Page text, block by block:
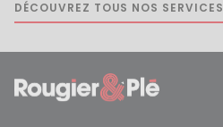
DÉCOUVREZ TOUS NOS SERVICES